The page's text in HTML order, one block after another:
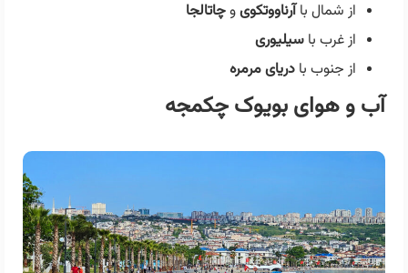
از شمال باآرناووتکویوچاتالجا
از غرب با سیلیوری
از جنوب با دریای مرمره
آب و هوای بویوک چکمجه